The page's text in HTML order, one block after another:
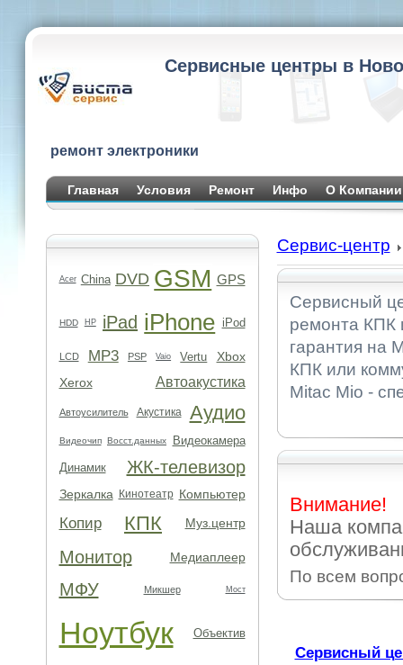
Сервисные центры в
ремонт электроники
Главная Условия Ремонт Инфо О Компании
Acer China DVD GSM GPS
HDD HP iPad iPhone iPod
LCD MP3 PSP Vaio Vertu
Xbox
Xerox
Автоакустика
Автоусилитель Акустика Аудио
Видеочип Восст.данных
Видеокамера
Динамик
ЖК-телевизор
Зеркалка Кинотеатр Компьютер
Копир КПК Муз.центр
Монитор Медиаплеер
МФУ Микшер Мост
Ноутбук Объектив
Сервис-центр
Сервисный
ремонта КПК
гарантия на
КПК или
Mitac Mio -
Внимание!
Наша
По всем
Сервисный